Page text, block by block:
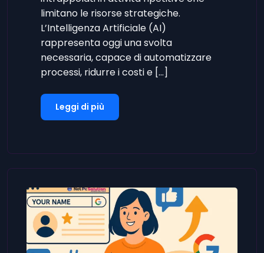
limitano le risorse strategiche.
L’Intelligenza Artificiale (AI)
rappresenta oggi una svolta
necessaria, capace di automatizzare
processi, ridurre i costi e […]
Leggi di più